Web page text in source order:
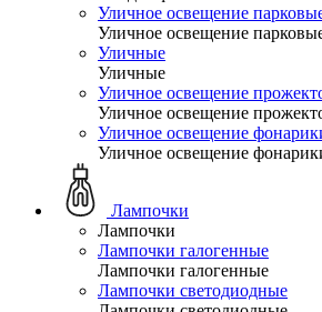
Уличное освещение
Уличное освещение
Уличные
Уличные
Уличное освещение
Уличное освещение
Уличное освещение
Уличное освещение
Лампочки
Лампочки
Лампочки галогенные
Лампочки галогенные
Лампочки светодиодные